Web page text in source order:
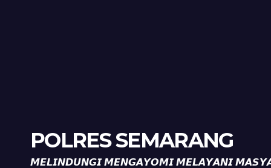
POLRES SEMARANG
𝙈𝙀𝙇𝙄𝙉𝘿𝙐𝙉𝙂𝙄 𝙈𝙀𝙉𝙂𝘼𝙔𝙊𝙈𝙄 𝙈𝙀𝙇𝘼𝙔𝘼𝙉𝙄